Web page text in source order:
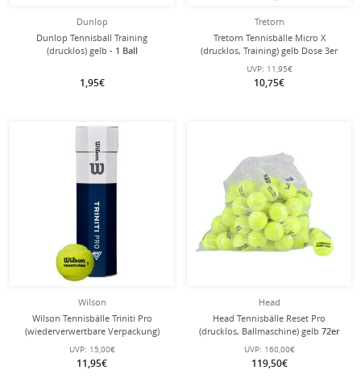
Dunlop
Dunlop Tennisball Training
(drucklos) gelb - 1 Ball
1,95€
Tretorn
Tretorn Tennisbälle Micro X
(drucklos, Training) gelb Dose 3er
UVP: 11,95€
10,75€
Wilson
Wilson Tennisbälle Triniti Pro
(wiederverwertbare Verpackung)
Dose 4er
UVP: 15,00€
11,95€
Head
Head Tennisbälle Reset Pro
(drucklos, Ballmaschine) gelb 72er
im Polybag
UVP: 160,00€
119,50€